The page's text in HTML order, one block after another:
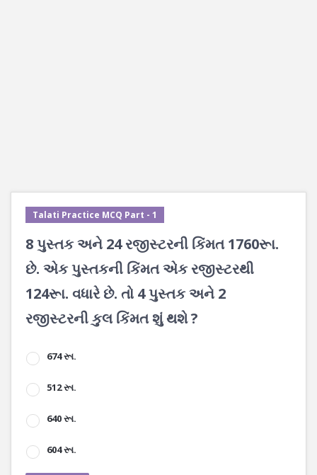
Talati Practice MCQ Part - 1
8 પુસ્તક અને 24 રજીસ્ટરની કિંમત 1760રૂા.
છે. એક પુસ્તકની કિંમત એક રજીસ્ટરથી
124રૂા. વધારે છે. તો 4 પુસ્તક અને 2
રજીસ્ટરની કુલ કિંમત શું થશે ?
674 રૂા.
512 રૂા.
640 રૂા.
604 રૂા.